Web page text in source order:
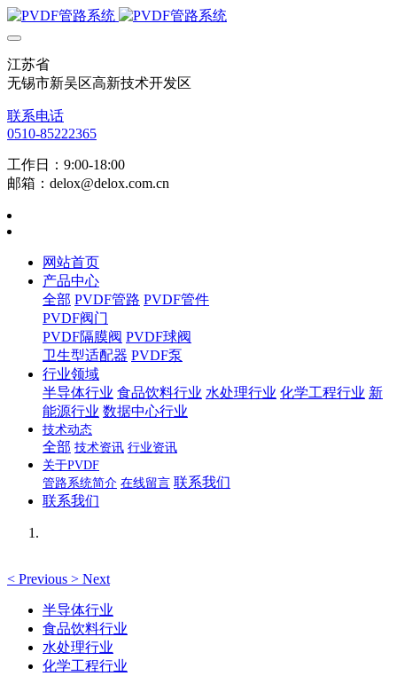
江苏省
无锡市新吴区高新技术开发区
联系电话
0510-85222365
工作日：9:00-18:00
邮箱：delox@delox.com.cn
网站首页
产品中心
全部 PVDF管路 PVDF管件
PVDF阀门
PVDF隔膜阀 PVDF球阀
卫生型适配器 PVDF泵
行业领域
半导体行业 食品饮料行业 水处理行业 化学工程行业 新
能源行业 数据中心行业
技术动态
全部 技术资讯 行业资讯
关于PVDF
管路系统简介 在线留言 联系我们
联系我们
< Previous > Next
半导体行业
食品饮料行业
水处理行业
化学工程行业